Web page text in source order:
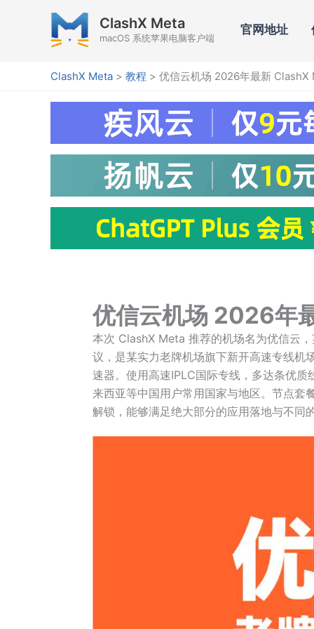
ClashX Meta
macOS 系统苹果电脑客户端
官网地址
ClashX Meta > 教程 > 优信云机场 2026年最新 ClashX
优信云机场 2026年
本次 ClashX Meta 推荐的机场名为优信云
议，是某实力老牌机场旗下新开高速专线机
速器。使用高速IPLC国际专线，多达条优
来西亚等中国用户常用国家与地区。节点套
解锁，能够满足绝大部分的应用落地与不同